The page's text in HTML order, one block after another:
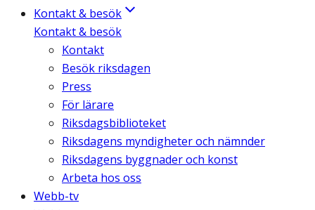
Kontakt & besök
Kontakt & besök
Kontakt
Besök riksdagen
Press
För lärare
Riksdagsbiblioteket
Riksdagens myndigheter och nämnder
Riksdagens byggnader och konst
Arbeta hos oss
Webb-tv